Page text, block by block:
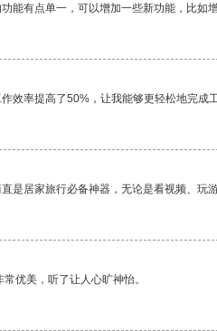
能有点单一，可以增加一些新功能，比如
效率提高了50%，让我能够更轻松地完成
是居家旅行必备神器，无论是看视频、玩
优美，听了让人心旷神怡。